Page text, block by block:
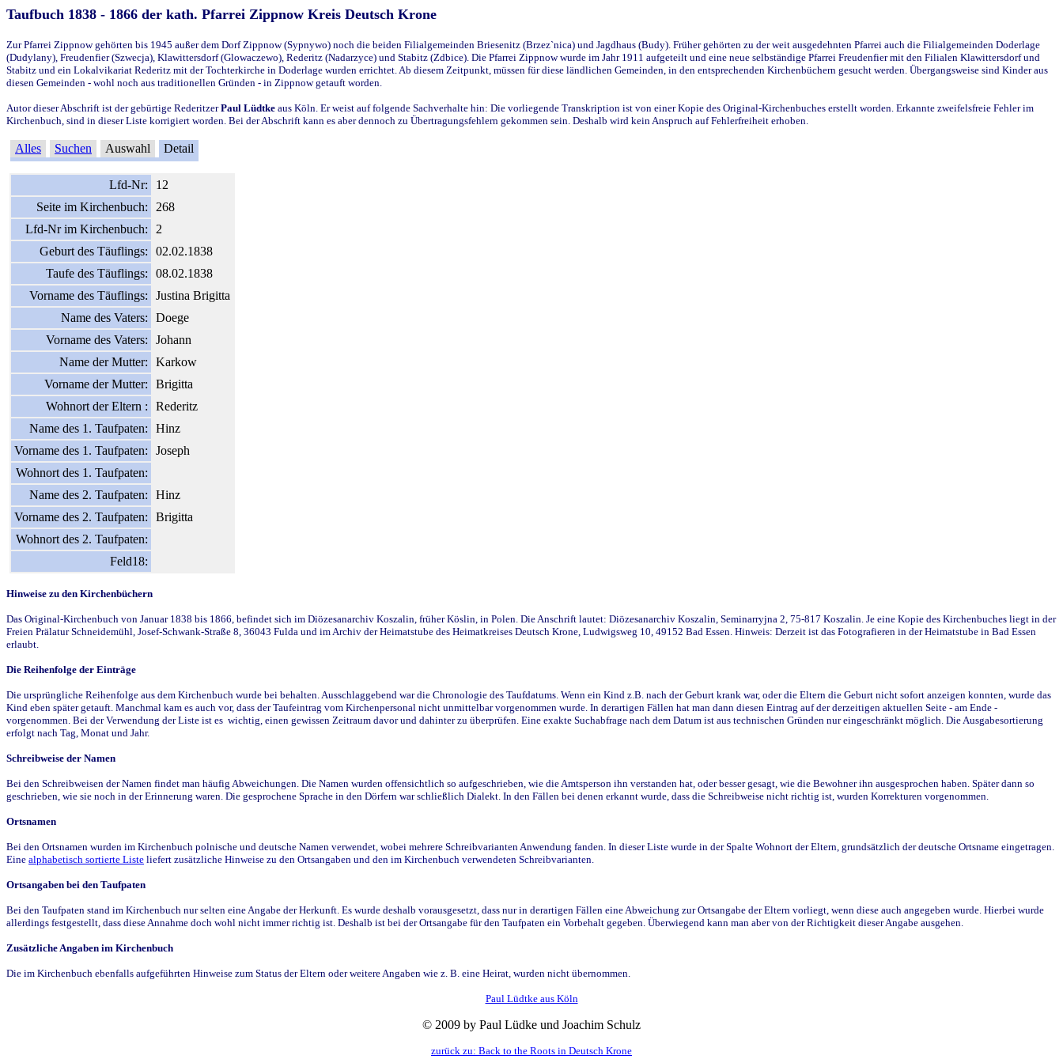
Taufbuch 1838 - 1866 der kath. Pfarrei Zippnow Kreis Deutsch Krone
Zur Pfarrei Zippnow gehörten bis 1945 außer dem Dorf Zippnow (Sypnywo) noch die beiden Filialgemeinden Briesenitz (Brzez`nica) und Jagdhaus (Budy). Früher gehörten zu der weit ausgedehnten Pfarrei auch die Filialgemeinden Doderlage
(Dudylany), Freudenfier (Szwecja), Klawittersdorf (Glowaczewo), Rederitz (Nadarzyce) und Stabitz (Zdbice). Die Pfarrei Zippnow wurde im Jahr 1911 aufgeteilt und eine neue selbständige Pfarrei Freudenfier mit den Filialen Klawittersdorf und
Stabitz und ein Lokalvikariat Rederitz mit der Tochterkirche in Doderlage wurden errichtet. Ab diesem Zeitpunkt, müssen für diese ländlichen Gemeinden, in den entsprechenden Kirchenbüchern gesucht werden. Übergangsweise sind Kinder aus
diesen Gemeinden - wohl noch aus traditionellen Gründen - in Zippnow getauft worden.
Autor dieser Abschrift ist der gebürtige RederitzerPaul Lüdtke aus Köln. Er weist auf folgende Sachverhalte hin: Die vorliegende Transkription ist von einer Kopie des Original-Kirchenbuches erstellt worden. Erkannte zweifelsfreie Fehler im
Kirchenbuch, sind in dieser Liste korrigiert worden. Bei der Abschrift kann es aber dennoch zu Übertragungsfehlern gekommen sein. Deshalb wird kein Anspruch auf Fehlerfreiheit erhoben.
Alles Suchen Auswahl Detail
Lfd-Nr:
12
Seite im Kirchenbuch:
268
Lfd-Nr im Kirchenbuch:
2
Geburt des Täuflings:
02.02.1838
Taufe des Täuflings:
08.02.1838
Vorname des Täuflings:
Justina Brigitta
Name des Vaters:
Doege
Vorname des Vaters:
Johann
Name der Mutter:
Karkow
Vorname der Mutter:
Brigitta
Wohnort der Eltern :
Rederitz
Name des 1. Taufpaten:
Hinz
Vorname des 1. Taufpaten:
Joseph
Wohnort des 1. Taufpaten:
Name des 2. Taufpaten:
Hinz
Vorname des 2. Taufpaten:
Brigitta
Wohnort des 2. Taufpaten:
Feld18:
Hinweise zu den Kirchenbüchern
Das Original-Kirchenbuch von Januar 1838 bis 1866, befindet sich im Diözesanarchiv Koszalin, früher Köslin, in Polen. Die Anschrift lautet: Diözesanarchiv Koszalin, Seminarryjna 2, 75-817 Koszalin. Je eine Kopie des Kirchenbuches liegt in der
Freien Prälatur Schneidemühl, Josef-Schwank-Straße 8, 36043 Fulda und im Archiv der Heimatstube des Heimatkreises Deutsch Krone, Ludwigsweg 10, 49152 Bad Essen. Hinweis: Derzeit ist das Fotografieren in der Heimatstube in Bad Essen
erlaubt.
Die Reihenfolge der Einträge
Die ursprüngliche Reihenfolge aus dem Kirchenbuch wurde bei behalten. Ausschlaggebend war die Chronologie des Taufdatums. Wenn ein Kind z.B. nach der Geburt krank war, oder die Eltern die Geburt nicht sofort anzeigen konnten, wurde das
Kind eben später getauft. Manchmal kam es auch vor, dass der Taufeintrag vom Kirchenpersonal nicht unmittelbar vorgenommen wurde. In derartigen Fällen hat man dann diesen Eintrag auf der derzeitigen aktuellen Seite - am Ende -
vorgenommen. Bei der Verwendung der Liste ist es wichtig, einen gewissen Zeitraum davor und dahinter zu überprüfen. Eine exakte Suchabfrage nach dem Datum ist aus technischen Gründen nur eingeschränkt möglich. Die Ausgabesortierung
erfolgt nach Tag, Monat und Jahr.
Schreibweise der Namen
Bei den Schreibweisen der Namen findet man häufig Abweichungen. Die Namen wurden offensichtlich so aufgeschrieben, wie die Amtsperson ihn verstanden hat, oder besser gesagt, wie die Bewohner ihn ausgesprochen haben. Später dann so
geschrieben, wie sie noch in der Erinnerung waren. Die gesprochene Sprache in den Dörfern war schließlich Dialekt. In den Fällen bei denen erkannt wurde, dass die Schreibweise nicht richtig ist, wurden Korrekturen vorgenommen.
Ortsnamen
Bei den Ortsnamen wurden im Kirchenbuch polnische und deutsche Namen verwendet, wobei mehrere Schreibvarianten Anwendung fanden. In dieser Liste wurde in der Spalte Wohnort der Eltern, grundsätzlich der deutsche Ortsname eingetragen.
Eine alphabetisch sortierte Liste liefert zusätzliche Hinweise zu den Ortsangaben und den im Kirchenbuch verwendeten Schreibvarianten.
Ortsangaben bei den Taufpaten
Bei den Taufpaten stand im Kirchenbuch nur selten eine Angabe der Herkunft. Es wurde deshalb vorausgesetzt, dass nur in derartigen Fällen eine Abweichung zur Ortsangabe der Eltern vorliegt, wenn diese auch angegeben wurde. Hierbei wurde
allerdings festgestellt, dass diese Annahme doch wohl nicht immer richtig ist. Deshalb ist bei der Ortsangabe für den Taufpaten ein Vorbehalt gegeben. Überwiegend kann man aber von der Richtigkeit dieser Angabe ausgehen.
Zusätzliche Angaben im Kirchenbuch
Die im Kirchenbuch ebenfalls aufgeführten Hinweise zum Status der Eltern oder weitere Angaben wie z. B. eine Heirat, wurden nicht übernommen.
Paul Lüdtke aus Köln
© 2009 by Paul Lüdke und Joachim Schulz
zurück zu: Back to the Roots in Deutsch Krone